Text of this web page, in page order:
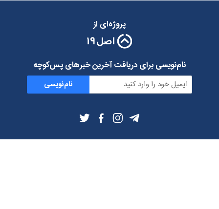
پروژه‌ای از
نام‌نویسی برای دریافت آخرین خبرهای پس‌کوچه
نام‌نویسی